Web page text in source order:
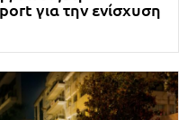
για την ενίσχυση